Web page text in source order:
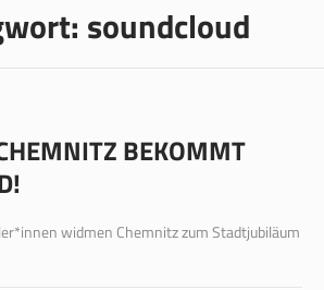
soundcloud
BEKOMMT
widmen Chemnitz zum Stadtjubiläum